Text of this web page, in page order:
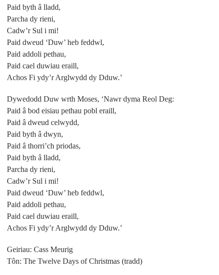
Paid byth â lladd,
Parcha dy rieni,
Cadw’r Sul i mi!
Paid dweud ‘Duw’ heb feddwl,
Paid addoli pethau,
Paid cael duwiau eraill,
Achos Fi ydy’r Arglwydd dy Dduw.’
Dywedodd Duw wrth Moses, ‘Nawr dyma Reol Deg:
Paid â bod eisiau pethau pobl eraill,
Paid â dweud celwydd,
Paid byth â dwyn,
Paid â thorri’ch priodas,
Paid byth â lladd,
Parcha dy rieni,
Cadw’r Sul i mi!
Paid dweud ‘Duw’ heb feddwl,
Paid addoli pethau,
Paid cael duwiau eraill,
Achos Fi ydy’r Arglwydd dy Dduw.’
Geiriau: Cass Meurig
Tôn: The Twelve Days of Christmas (tradd)